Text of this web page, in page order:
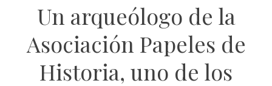
Un arqueólogo de la
Asociación Papeles de
Historia, uno de los